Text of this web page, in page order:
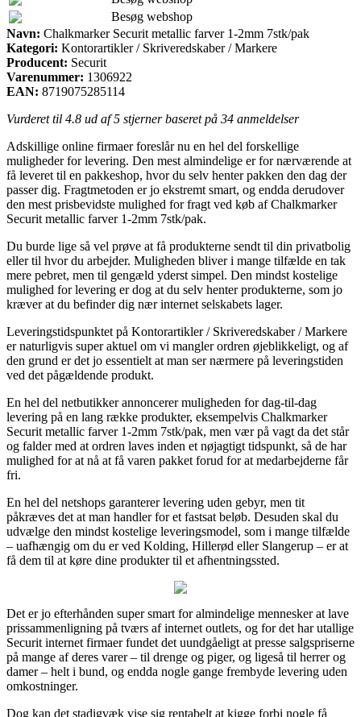
Besøg webshop
Navn: Chalkmarker Securit metallic farver 1-2mm 7stk/pak
Kategori: Kontorartikler / Skriveredskaber / Markere
Producent: Securit
Varenummer: 1306922
EAN: 8719075285114
Vurderet til 4.8 ud af 5 stjerner baseret på 34 anmeldelser
Adskillige online firmaer foreslår nu en hel del forskellige
muligheder for levering. Den mest almindelige er for nærværende at
få leveret til en pakkeshop, hvor du selv henter pakken den dag der
passer dig. Fragtmetoden er jo ekstremt smart, og endda derudover
den mest prisbevidste mulighed for fragt ved køb af Chalkmarker
Securit metallic farver 1-2mm 7stk/pak.
Du burde lige så vel prøve at få produkterne sendt til din privatbolig
eller til hvor du arbejder. Muligheden bliver i mange tilfælde en tak
mere pebret, men til gengæld yderst simpel. Den mindst kostelige
mulighed for levering er dog at du selv henter produkterne, som jo
kræver at du befinder dig nær internet selskabets lager.
Leveringstidspunktet på Kontorartikler / Skriveredskaber / Markere
er naturligvis super aktuel om vi mangler ordren øjeblikkeligt, og af
den grund er det jo essentielt at man ser nærmere på leveringstiden
ved det pågældende produkt.
En hel del netbutikker annoncerer muligheden for dag-til-dag
levering på en lang række produkter, eksempelvis Chalkmarker
Securit metallic farver 1-2mm 7stk/pak, men vær på vagt da det står
og falder med at ordren laves inden et nøjagtigt tidspunkt, så de har
mulighed for at nå at få varen pakket forud for at medarbejderne får
fri.
En hel del netshops garanterer levering uden gebyr, men tit
påkræves det at man handler for et fastsat beløb. Desuden skal du
udvælge den mindst kostelige leveringsmodel, som i mange tilfælde
– uafhængig om du er ved Kolding, Hillerød eller Slangerup – er at
få dem til at køre dine produkter til et afhentningssted.
Det er jo efterhånden super smart for almindelige mennesker at lave
prissammenligning på tværs af internet outlets, og for det har utallige
Securit internet firmaer fundet det uundgåeligt at presse salgspriserne
på mange af deres varer – til drenge og piger, og ligeså til herrer og
damer – helt i bund, og endda nogle gange frembyde levering uden
omkostninger.
Dog kan det stadigvæk vise sig rentabelt at kigge forbi nogle få